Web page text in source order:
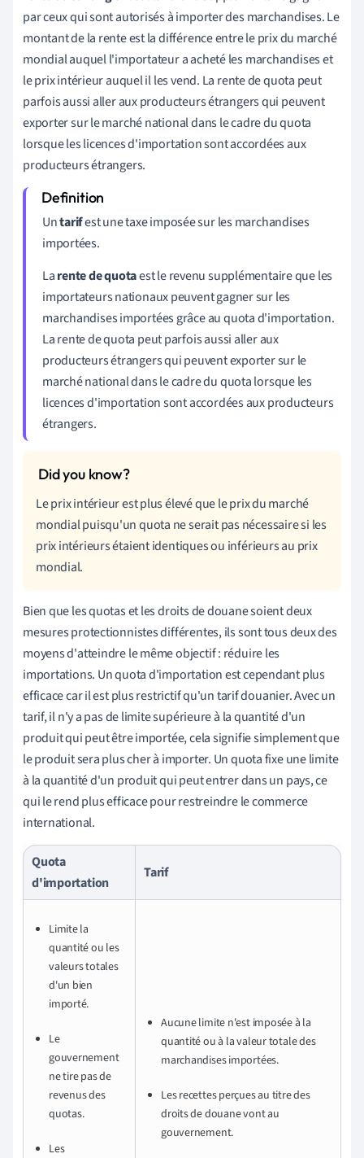
par ceux qui sont autorisés à importer des marchandises. Le
montant de la rente est la différence entre le prix du marché
mondial auquel l'importateur a acheté les marchandises et
le prix intérieur auquel il les vend. La rente de quota peut
parfois aussi aller aux producteurs étrangers qui peuvent
exporter sur le marché national dans le cadre du quota
lorsque les licences d'importation sont accordées aux
producteurs étrangers.
Untarifest une taxe imposée sur les marchandises
importées.
Larente de quotaest le revenu supplémentaire que les
importateurs nationaux peuvent gagner sur les
marchandises importées grâce au quota d'importation.
La rente de quota peut parfois aussi aller aux
producteurs étrangers qui peuvent exporter sur le
marché national dans le cadre du quota lorsque les
licences d'importation sont accordées aux producteurs
étrangers.
Le prix intérieur est plus élevé que le prix du marché
mondial puisqu'un quota ne serait pas nécessaire si les
prix intérieurs étaient identiques ou inférieurs au prix
mondial.
Bien que les quotas et les droits de douane soient deux
mesures protectionnistes différentes, ils sont tous deux des
moyens d'atteindre le même objectif : réduire les
importations. Un quota d'importation est cependant plus
efficace car il est plus restrictif qu'un tarif douanier. Avec un
tarif, il n'y a pas de limite supérieure à la quantité d'un
produit qui peut être importée, cela signifie simplement que
le produit sera plus cher à importer. Un quota fixe une limite
à la quantité d'un produit qui peut entrer dans un pays, ce
qui le rend plus efficace pour restreindre le commerce
international.
Quota
d'importation
Tarif
Limite la
quantité ou les
valeurs totales
d'un bien
importé.
Le
gouvernement
ne tire pas de
revenus des
quotas.
Les
Aucune limite n'est imposée à la
quantité ou à la valeur totale des
marchandises importées.
Les recettes perçues au titre des
droits de douane vont au
gouvernement.